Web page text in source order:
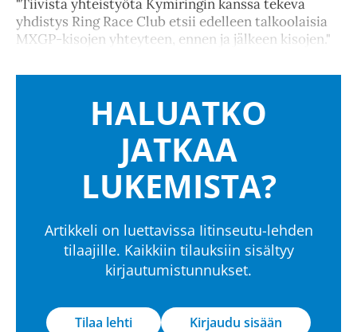
"Tiivistä yhteistyötä Kymiringin kanssa tekevä
yhdistys Ring Race Club etsii edelleen talkoolaisia
MXGP-kisojen yhteyteen, ennen ja jälkeen kisojen."
HALUATKO
JATKAA
LUKEMISTA?
Artikkeli on luettavissa Iitinseutu-lehden
tilaajille. Kaikkiin tilauksiin sisältyy
kirjautumistunnukset.
Tilaa lehti Kirjaudu sisään